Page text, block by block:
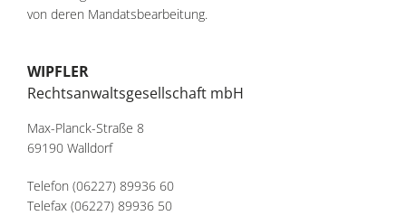
von deren Mandatsbearbeitung.
WIPFLER
Rechtsanwaltsgesellschaft mbH
Max-Planck-Straße 8
69190 Walldorf
Telefon (06227) 89936 60
Telefax (06227) 89936 50